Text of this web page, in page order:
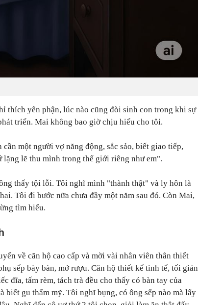
thích yên phận, lúc nào cũng đòi sinh con trong khi sự
triển. Mai không bao giờ chịu hiểu cho tôi.
một người vợ năng động, sắc sảo, biết giao tiếp,
lặng lẽ thu mình trong thế giới riêng như em".
thấy tội lỗi. Tôi nghĩ mình "thành thật" và ly hôn là
Tôi đi bước nữa chưa đầy một năm sau đó. Còn Mai,
tìm hiểu.
về căn hộ cao cấp và mời vài nhân viên thân thiết
sếp bày bàn, mở rượu. Căn hộ thiết kế tinh tế, tối giản
đĩa, tấm rèm, tách trà đều cho thấy có bàn tay của
biết gu thẩm mỹ. Tôi nghĩ bụng, có ông sếp nào mà lấy